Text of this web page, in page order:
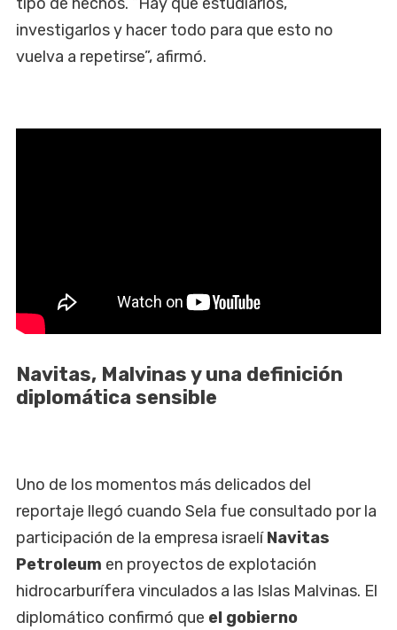
investigarlos y hacer todo para que esto no
vuelva a repetirse”, afirmó.
Navitas, Malvinas y una definición
diplomática sensible
Uno de los momentos más delicados del
reportaje llegó cuando Sela fue consultado por la
participación de la empresa israelíNavitas
Petroleum en proyectos de explotación
hidrocarburífera vinculados a las Islas Malvinas. El
diplomático confirmó que el gobierno